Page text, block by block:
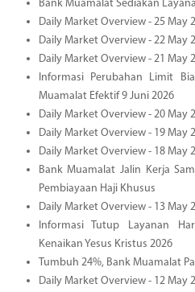
Bank Muamalat Sediakan
Daily Market Overview - 25 May
Daily Market Overview - 22 May
Daily Market Overview - 21 May
Informasi Perubahan Limit
Muamalat Efektif 9 Juni 2026
Daily Market Overview - 20 May
Daily Market Overview - 19 May
Daily Market Overview - 18 May
Bank Muamalat Jalin Kerja
Pembiayaan Haji Khusus
Daily Market Overview - 13 May
Informasi Tutup Layanan
Kenaikan Yesus Kristus 2026
Tumbuh 24%, Bank Muamalat
Daily Market Overview - 12 May